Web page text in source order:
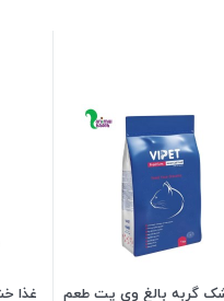
گربه بالغ وی پت طعم
غذا